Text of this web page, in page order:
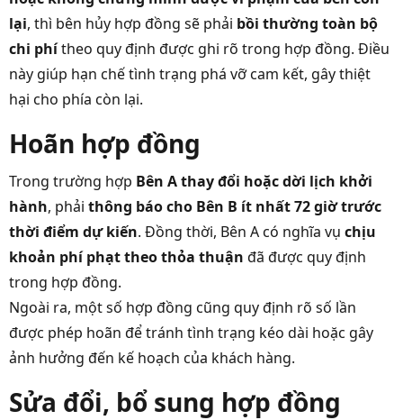
lại, thì bên hủy hợp đồng sẽ phải bồi thường toàn bộ
chi phítheo quy định được ghi rõ trong hợp đồng. Điều
này giúp hạn chế tình trạng phá vỡ cam kết, gây thiệt
hại cho phía còn lại.
Hoãn hợp đồng
Trong trường hợp Bên A thay đổi hoặc dời lịch khởi
hành, phải thông báo cho Bên B ít nhất 72 giờ trước
thời điểm dự kiến. Đồng thời, Bên A có nghĩa vụ chịu
khoản phí phạt theo thỏa thuận đã được quy định
trong hợp đồng.
Ngoài ra, một số hợp đồng cũng quy định rõ số lần
được phép hoãn để tránh tình trạng kéo dài hoặc gây
ảnh hưởng đến kế hoạch của khách hàng.
Sửa đổi, bổ sung hợp đồng